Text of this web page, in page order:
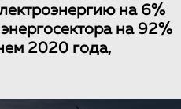
на 6%
на 92%
2020 года,